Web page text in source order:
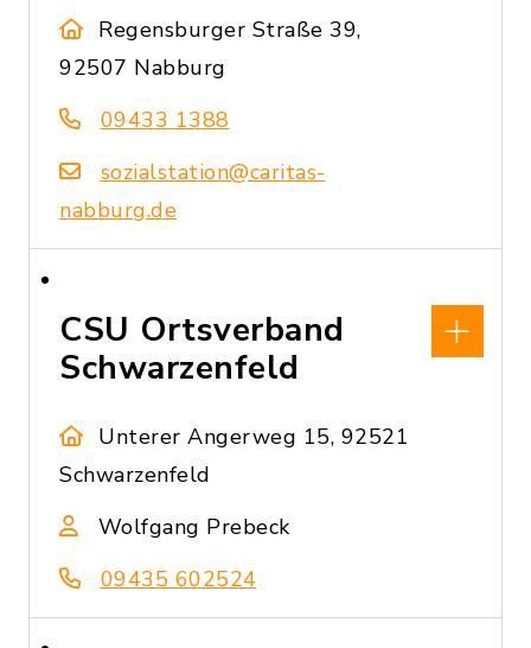
Regensburger Straße 39,
92507 Nabburg
09433 1388
sozialstation@caritas-
nabburg.de
CSU Ortsverband
Schwarzenfeld
Unterer Angerweg 15, 92521
Schwarzenfeld
Wolfgang Prebeck
09435 602524